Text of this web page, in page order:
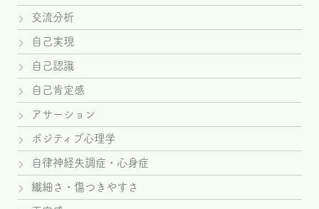
交流分析
自己実現
自己認識
自己肯定感
アサーション
ポジティブ心理学
自律神経失調症・心身症
繊細さ・傷つきやすさ